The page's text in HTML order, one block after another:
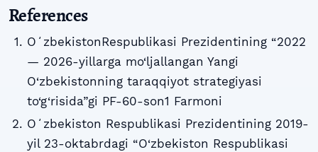
References
OʻzbekistonRespublikasi Prezidentining “2022
— 2026-yillarga mo‘ljallangan Yangi
O‘zbekistonning taraqqiyot strategiyasi
to‘g‘risida”gi PF-60-son1 Farmoni
Oʻzbekiston Respublikasi Prezidentining 2019-
yil 23-oktabrdagi “O‘zbekiston Respublikasi